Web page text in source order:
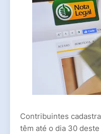
Contribuintes
têm até o dia 30